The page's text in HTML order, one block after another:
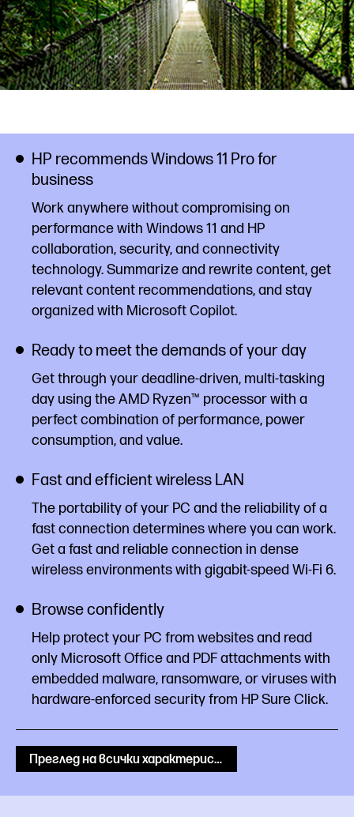
HP recommends Windows 11 Pro for
business
Work anywhere without compromising on
performance with Windows 11 and HP
collaboration, security, and connectivity
technology. Summarize and rewrite content, get
relevant content recommendations, and stay
organized with Microsoft Copilot.
Ready to meet the demands of your day
Get through your deadline-driven, multi-tasking
day using the AMD Ryzen™ processor with a
perfect combination of performance, power
consumption, and value.
Fast and efficient wireless LAN
The portability of your PC and the reliability of a
fast connection determines where you can work.
Get a fast and reliable connection in dense
wireless environments with gigabit-speed Wi-Fi 6.
Browse confidently
Help protect your PC from websites and read
only Microsoft Office and PDF attachments with
embedded malware, ransomware, or viruses with
hardware-enforced security from HP Sure Click.
Преглед на всички характеристики